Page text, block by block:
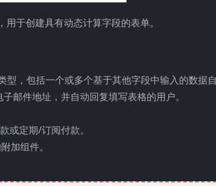
于创建具有动态计算字段的表单。
，包括一个或多个基于其他字段中输入的数据自
邮件地址，并自动回复填写表格的用户。
或定期/订阅付款。
加组件。